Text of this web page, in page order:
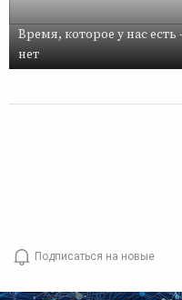
Время, которое у нас есть
нет
Подписаться на новые